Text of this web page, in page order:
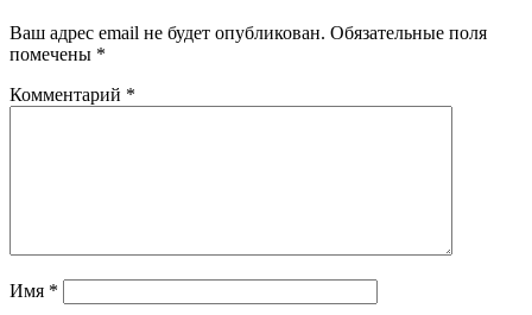
Ваш адрес email не будет опубликован. Обязательные поля
помечены *
Комментарий *
Имя *